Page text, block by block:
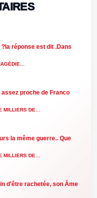
réponse est dit .Dans
proche de Franco
MILLIERS DE…
la même guerre.. Que
MILLIERS DE…
d'être rachetée, son Âme